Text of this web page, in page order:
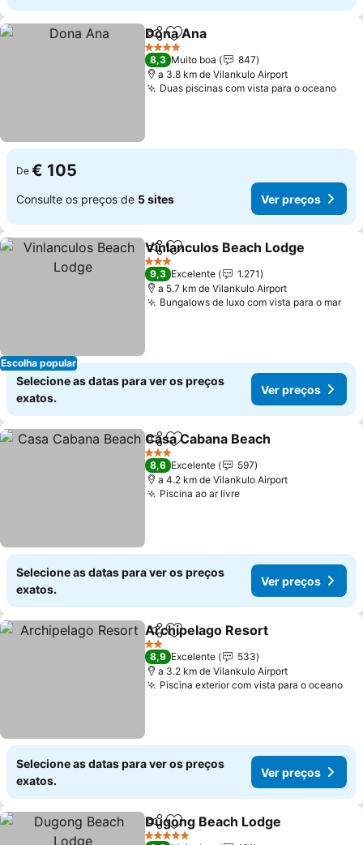
PartilharAdicionar aos favoritos
Dona Ana
4 Estrelas
8,3 Muito boa
847
a 3.8 km de Vilankulo Airport
Duas piscinas com vista para o oceano
De € 105
Consulte os preços de 5 sites Ver preços
Escolha popular
PartilharAdicionar aos favoritos
Vinlanculos Beach Lodge
3 Estrelas
9,3 Excelente
1.271
a 5.7 km de Vilankulo Airport
Bungalows de luxo com vista para o mar
Selecione as datas para ver os preços
exatos.
Ver preços
PartilharAdicionar aos favoritos
Casa Cabana Beach
3 Estrelas
8,6 Excelente
597
a 4.2 km de Vilankulo Airport
Piscina ao ar livre
Selecione as datas para ver os preços
exatos.
Ver preços
PartilharAdicionar aos favoritos
Archipelago Resort
2 Estrelas
8,9 Excelente
533
a 3.2 km de Vilankulo Airport
Piscina exterior com vista para o oceano
Selecione as datas para ver os preços
exatos.
Ver preços
PartilharAdicionar aos favoritos
Dugong Beach Lodge
5 Estrelas